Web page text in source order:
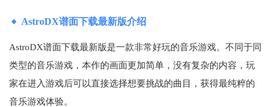
AstroDX谱面下载最新版介绍
AstroDX谱面下载最新版是一款非常好玩的音乐游戏。不同于同
类型的音乐游戏，本作的画面更加简单，没有复杂的内容，玩
家在进入游戏后可以直接选择想要挑战的曲目，获得最纯粹的
音乐游戏体验。